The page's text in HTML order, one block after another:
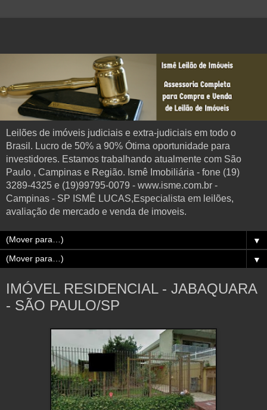
Leilões de imóveis judiciais e extra-judiciais em todo o
Brasil. Lucro de 50% a 90% Ótima oportunidade para
investidores. Estamos trabalhando atualmente com São
Paulo , Campinas e Região. Ismê Imobiliária - fone (19)
3289-4325 e (19)99795-0079 - www.isme.com.br -
Campinas - SP ISMÊ LUCAS,Especialista em leilões,
avaliação de mercado e venda de imoveis.
▼
▼
IMÓVEL RESIDENCIAL - JABAQUARA
- SÃO PAULO/SP